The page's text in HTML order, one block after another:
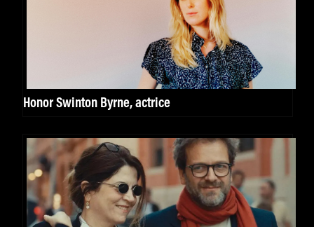
Honor Swinton Byrne, actrice